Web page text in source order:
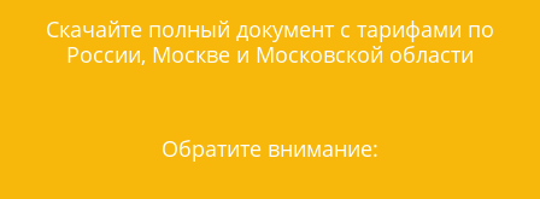
Скачайте полный документ с тарифами по
России, Москве и Московской области
Обратите внимание: